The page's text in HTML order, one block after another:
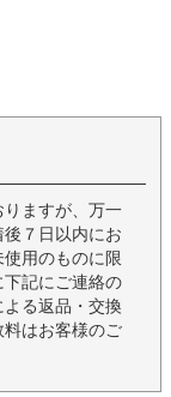
ますが、万一
７日以内にお
用のものに限
記にご連絡の
よる返品・交換
はお客様のご